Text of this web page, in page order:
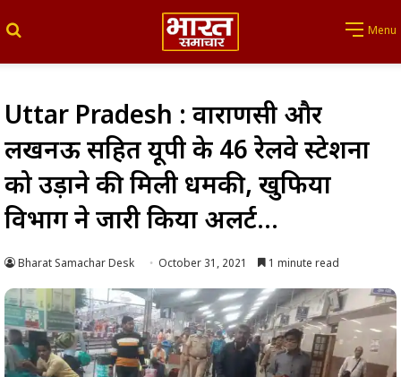
Menu
Uttar Pradesh : वाराणसी और
लखनऊ सहित यूपी के 46 रेलवे स्टेशनों
को उड़ाने की मिली धमकी, खुफिया
विभाग ने जारी किया अलर्ट…
Bharat Samachar Desk October 31, 2021 1 minute read